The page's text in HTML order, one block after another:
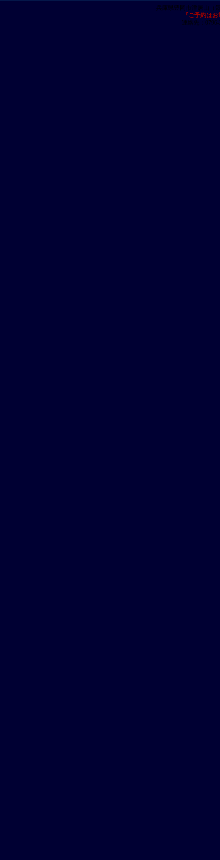
兵庫県豊岡市津居山
『ご予約は
連絡先：